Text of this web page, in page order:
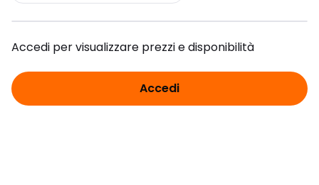
Accedi per visualizzare prezzi e disponibilità
Accedi